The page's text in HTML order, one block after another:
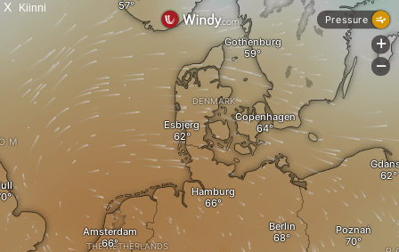
X Kiinni